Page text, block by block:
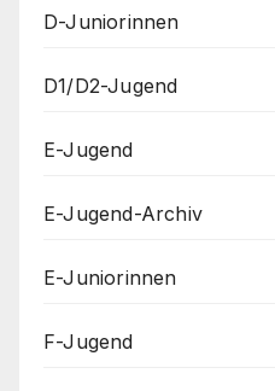
D-Juniorinnen
D1/D2-Jugend
E-Jugend
E-Jugend-Archiv
E-Juniorinnen
F-Jugend